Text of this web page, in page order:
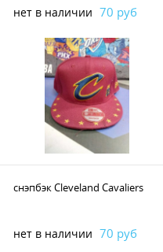
нет в наличии 70 руб
снэпбэк Cleveland Cavaliers
нет в наличии 70 руб